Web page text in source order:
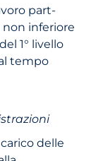
part-
inferiore
1° livello
tempo
delle